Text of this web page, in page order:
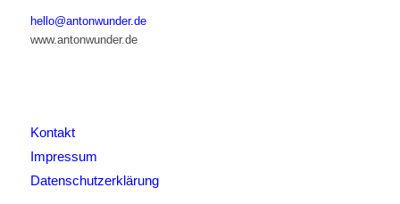
hello@antonwunder.de
www.antonwunder.de
Kontakt
Impressum
Datenschutzerklärung